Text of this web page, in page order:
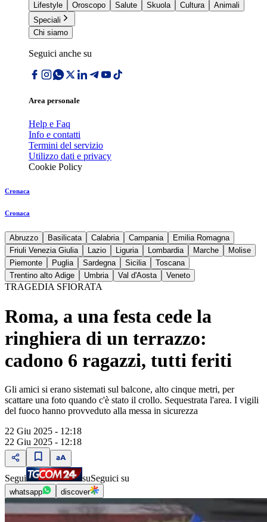
Lifestyle
Oroscopo Salute Skuola Cultura
Animali
Speciali
Chi siamo
Seguici anche su
Area personale
Help e Faq
Info e contatti
Termini del servizio
Utilizzo dati e privacy
Cookie Policy
Cronaca
Cronaca
Abruzzo Basilicata Calabria Campania
Emilia Romagna
Friuli Venezia Giulia
Lazio Liguria Lombardia Marche
Molise
Piemonte
Puglia Sardegna Sicilia
Toscana
Trentino alto Adige
Umbria Val d'Aosta Veneto
TRAGEDIA SFIORATA
Roma, a una festa cede la
ringhiera di un terrazzo:
cadono 6 ragazzi, tutti feriti
Gli amici si erano sistemati sul balcone, alto cinque metri, per
scattare una foto quando c'è stato il crollo. Sequestrata l'area. I vigili
del fuoco hanno provveduto alla messa in sicurezza
22 Giu 2025 - 12:18
22 Giu 2025 - 12:18
Segui suSeguici su
whatsapp discover